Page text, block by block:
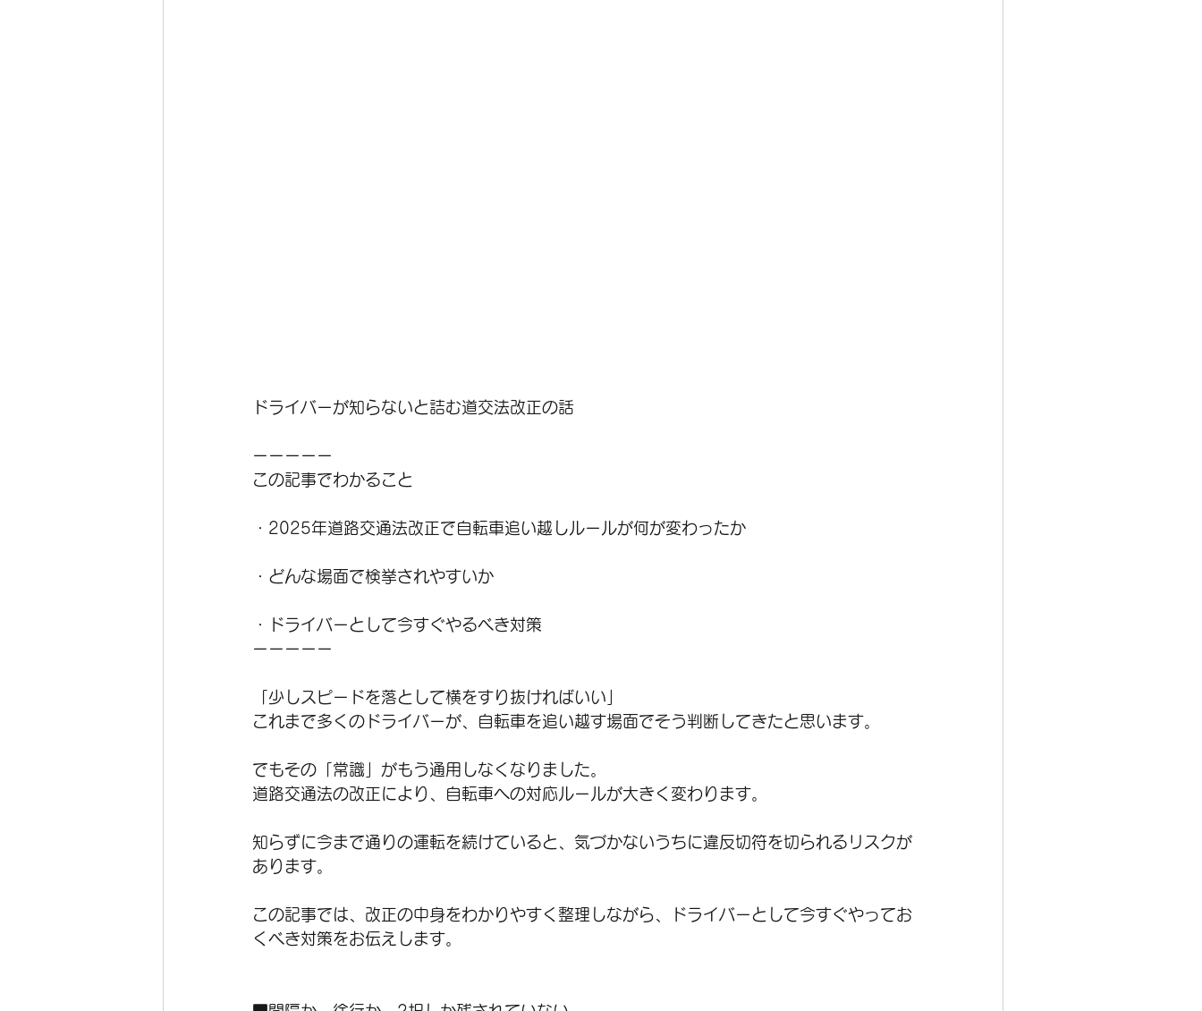
ドライバーが知らないと詰む道交法改正の話
ーーーーー
この記事でわかること
・2025年道路交通法改正で自転車追い越しルールが何が変わったか
・どんな場面で検挙されやすいか
・ドライバーとして今すぐやるべき対策
ーーーーー
「少しスピードを落として横をすり抜ければいい」
これまで多くのドライバーが、自転車を追い越す場面でそう判断してきたと思います。
でもその「常識」がもう通用しなくなりました。
道路交通法の改正により、自転車への対応ルールが大きく変わります。
知らずに今まで通りの運転を続けていると、気づかないうちに違反切符を切られるリスクが
あります。
この記事では、改正の中身をわかりやすく整理しながら、ドライバーとして今すぐやってお
くべき対策をお伝えします。